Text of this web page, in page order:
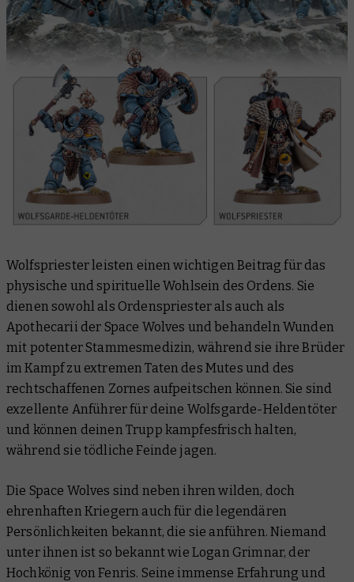
Wolfspriester leisten einen wichtigen Beitrag für das
physische und spirituelle Wohlsein des Ordens. Sie
dienen sowohl als Ordenspriester als auch als
Apothecarii der Space Wolves und behandeln Wunden
mit potenter Stammesmedizin, während sie ihre Brüder
im Kampf zu extremen Taten des Mutes und des
rechtschaffenen Zornes aufpeitschen können. Sie sind
exzellente Anführer für deine Wolfsgarde-Heldentöter
und können deinen Trupp kampfesfrisch halten,
während sie tödliche Feinde jagen.
Die Space Wolves sind neben ihren wilden, doch
ehrenhaften Kriegern auch für die legendären
Persönlichkeiten bekannt, die sie anführen. Niemand
unter ihnen ist so bekannt wie Logan Grimnar, der
Hochkönig von Fenris. Seine immense Erfahrung und